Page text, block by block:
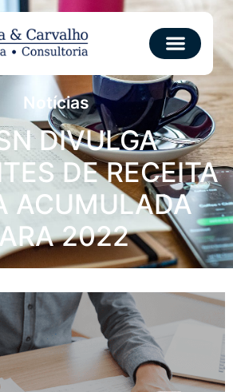
Notícias
DIVULGA
DE RECEITA
ACUMULADA
2022